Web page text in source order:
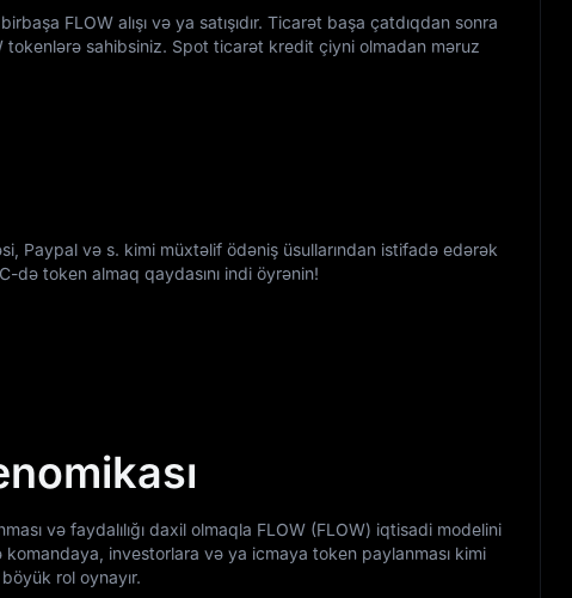
FLOW alışı və ya satışıdır. Ticarət başa çatdıqdan sonra
tokenlərə sahibsiniz. Spot ticarət kredit çiyni olmadan məruz
Paypal və s. kimi müxtəlif ödəniş üsullarından istifadə edərək
də token almaq qaydasını indi öyrənin!
və faydalılığı daxil olmaqla FLOW (FLOW) iqtisadi modelini
investorlara və ya icmaya token paylanması kimi
rol oynayır.